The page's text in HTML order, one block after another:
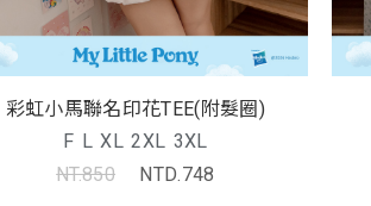
彩虹小馬聯名印花TEE(附髮圈)
F L XL 2XL 3XL
NT.850
NTD.748